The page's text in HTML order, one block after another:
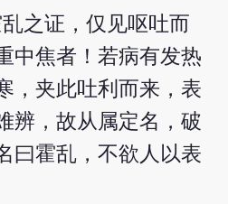
之证，仅见呕吐而
中焦者！若病有发热
，夹此吐利而来，表
辨，故从属定名，破
曰霍乱，不欲人以表